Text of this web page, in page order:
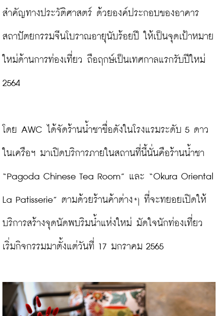
สำคัญทางประวัติศาสตร์ ด้วยองค์ประกอบของอาคาร
สถาปัตยกรรมจีนโบราณอายุนับร้อยปี ให้เป็นจุดเป้าหมาย
ใหม่ด้านการท่องเที่ยว ถือฤกษ์เป็นเทศกาลแรกรับปีใหม่
2564
โดย AWC ได้จัดร้านน้ำชาชื่อดังในโรงแรมระดับ 5 ดาว
ในเครือฯ มาเปิดบริการภายในสถานที่นี้นั่นคือร้านน้ำชา
“Pagoda Chinese Tea Room” และ “Okura Oriental
La Patisserie” ตามด้วยร้านค้าต่างๆ ที่จะทยอยเปิดให้
บริการสร้างจุดนัดพบริมน้ำแห่งใหม่ มัดใจนักท่องเที่ยว
เริ่มกิจกรรมมาตั้งแต่วันที่ 17 มกราคม 2565